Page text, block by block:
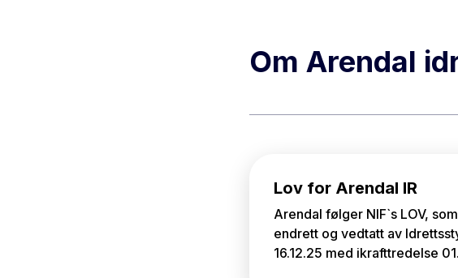
Om Arendal
Lov for Arendal IR
Arendal følger NIF`s LOV,
endrett og vedtatt av
16.12.25 med ikrafttredelse